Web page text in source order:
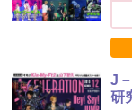
J
研